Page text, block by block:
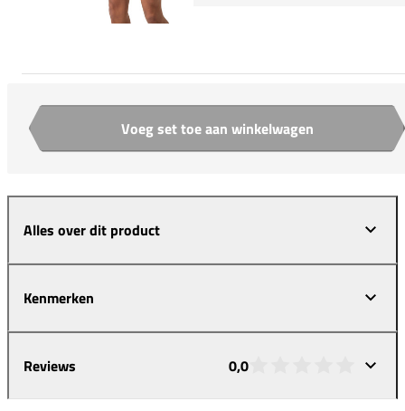
Aantal Voeg set toe aan winkelwagen
Alles over dit product
Kenmerken
Reviews 0,0